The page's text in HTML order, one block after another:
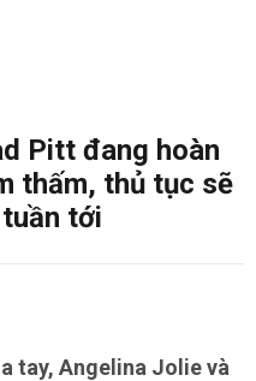
Pitt đang hoàn
thấm, thủ tục sẽ
tới
tay, Angelina Jolie và